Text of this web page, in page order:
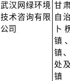
武汉网绿环境
技术咨询有限
公司
甘
自
卜
镇
镇
处
镇